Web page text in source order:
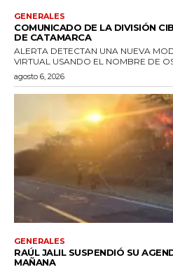
GENERALES
COMUNICADO DE LA DIVISIÓN
DE CATAMARCA
ALERTA DETECTAN UNA NUEVA
agosto 6, 2026
GENERALES
RAÚL JALIL SUSPENDIÓ SU
MAÑANA